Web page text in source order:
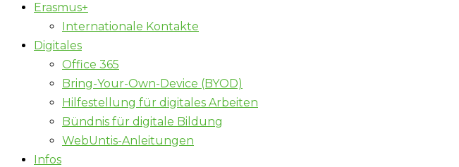
Erasmus+
Internationale Kontakte
Digitales
Office 365
Bring-Your-Own-Device (BYOD)
Hilfestellung für digitales Arbeiten
Bündnis für digitale Bildung
WebUntis-Anleitungen
Infos